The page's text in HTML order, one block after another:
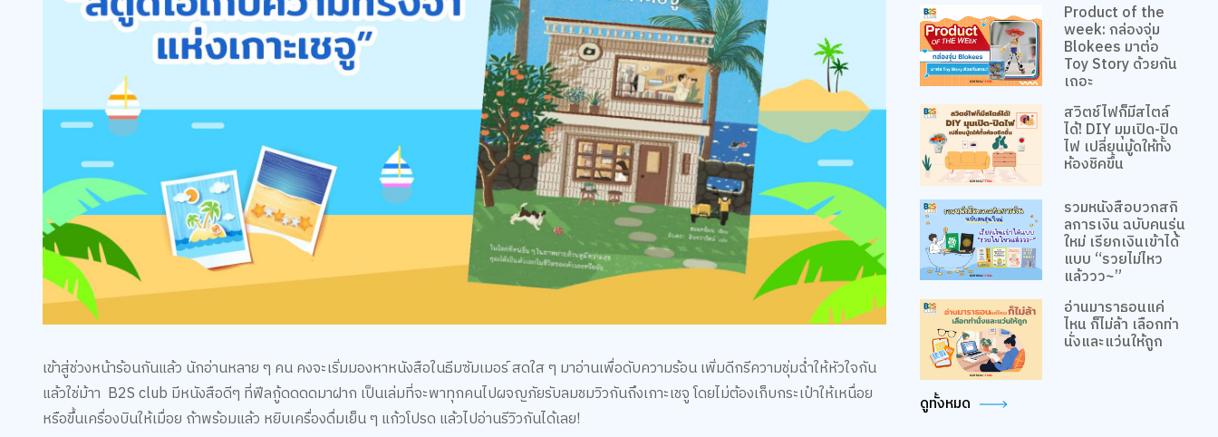
เข้าสู่ช่วงหน้าร้อนกันแล้ว นักอ่านหลาย ๆ คน คงจะเริ่มมองหาหนังสือในธีมซัมเมอร์ สดใส ๆ มาอ่านเพื่อดับความร้อน เพิ่มดีกรีความชุ่มฉ่ำให้หัวใจกัน
แล้วใช่ม้าา B2S club มีหนังสือดีๆ ที่ฟีลกู้ดดดดมาฝาก เป็นเล่มที่จะพาทุกคนไปผจญภัยรับลมชมวิวกันถึงเกาะเชจู โดยไม่ต้องเก็บกระเป๋าให้เหนื่อย
หรือขึ้นเครื่องบินให้เมื่อย ถ้าพร้อมแล้ว หยิบเครื่องดื่มเย็น ๆ แก้วโปรด แล้วไปอ่านรีวิวกันได้เลย!
Product of the
week: กล่องจุ่ม
Blokees มาต่อ
Toy Story ด้วยกัน
เถอะ
สวิตช์ไฟก็มีสไตล์
ได้! DIY มุมเปิด-ปิด
ไฟ เปลี่ยนมู้ดให้ทั้ง
ห้องชิคขึ้น
รวมหนังสือบวกสกิ
ลการเงิน ฉบับคนรุ่น
ใหม่ เรียกเงินเข้าได้
แบบ “รวยไม่ไหว
แล้ววว~”
อ่านมาราธอนแค่
ไหน ก็ไม่ล้า เลือกท่า
นั่งและแว่นให้ถูก
ดูทั้งหมด